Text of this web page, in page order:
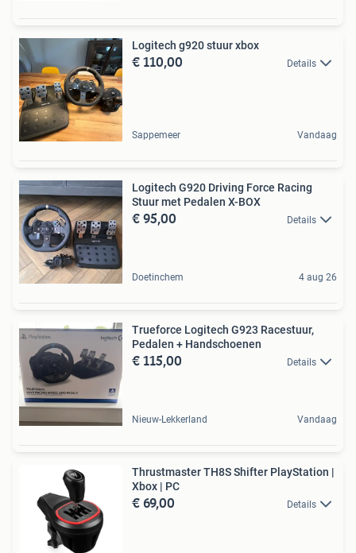
Logitech g920 stuur xbox
€ 110,00 Details
Sappemeer Vandaag
Logitech G920 Driving Force Racing
Stuur met Pedalen X-BOX
€ 95,00 Details
Doetinchem 4 aug 26
Trueforce Logitech G923 Racestuur,
Pedalen + Handschoenen
€ 115,00 Details
Nieuw-Lekkerland Vandaag
Thrustmaster TH8S Shifter PlayStation |
Xbox | PC
€ 69,00 Details